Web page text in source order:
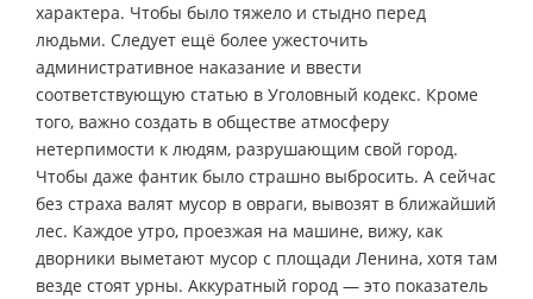
характера. Чтобы было тяжело и стыдно перед
людьми. Следует ещё более ужесточить
административное наказание и ввести
соответствующую статью в Уголовный кодекс. Кроме
того, важно создать в обществе атмосферу
нетерпимости к людям, разрушающим свой город.
Чтобы даже фантик было страшно выбросить. А сейчас
без страха валят мусор в овраги, вывозят в ближайший
лес. Каждое утро, проезжая на машине, вижу, как
дворники выметают мусор с площади Ленина, хотя там
везде стоят урны. Аккуратный город — это показатель